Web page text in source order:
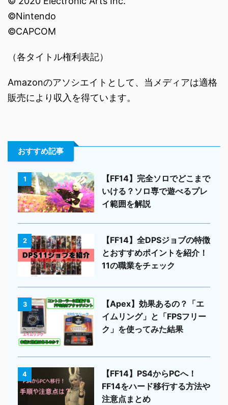
©Nintendo
©CAPCOM
（各タイトル権利表記）
Amazonのアソシエイトとして、当メディアは適格
販売により収入を得ています。
おすすめ記事
1
【FF14】完全ソロでどこまで
いける？ソロ専で遊べるプレ
イ範囲を解説
2
【FF14】全DPSジョブの特徴
とおすすめポイントを紹介！
11の職業をチェック
3
【Apex】効果あるの？「エ
イムリング」と「FPSフリー
ク」を使ってみた結果
4
【FF14】PS4からPCへ！
FF14をハード移行する方法や
注意点まとめ